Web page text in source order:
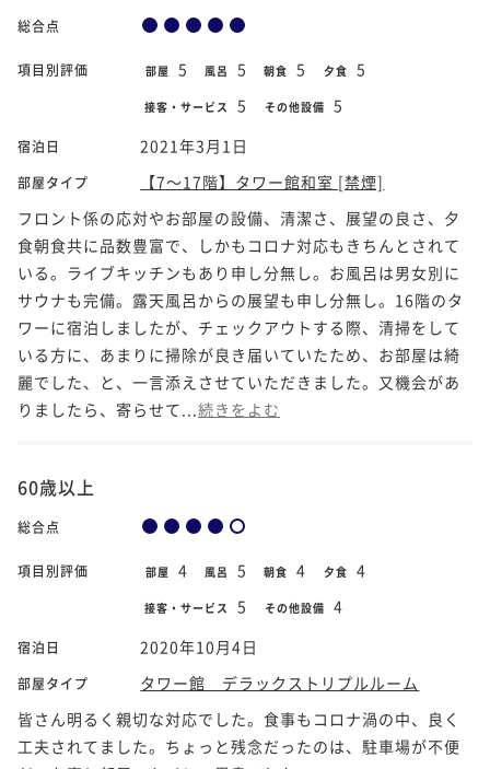
総合点
項目別評価 部屋 5 風呂 5 朝食 5 夕食 5
接客・サービス 5 その他設備 5
宿泊日 2021年3月1日
部屋タイプ
【7～17階】タワー館和室 [禁煙]
フロント係の応対やお部屋の設備、清潔さ、展望の良さ、夕
食朝食共に品数豊富で、しかもコロナ対応もきちんとされて
いる。ライブキッチンもあり申し分無し。お風呂は男女別に
サウナも完備。露天風呂からの展望も申し分無し。16階のタ
ワーに宿泊しましたが、チェックアウトする際、清掃をして
いる方に、あまりに掃除が良き届いていたため、お部屋は綺
麗でした、と、一言添えさせていただきました。又機会があ
りましたら、寄らせて... 続きをよむ
60歳以上
総合点
項目別評価 部屋 4 風呂 5 朝食 4 夕食 4
接客・サービス 5 その他設備 4
宿泊日 2020年10月4日
部屋タイプ
タワー館 デラックストリプルルーム
皆さん明るく親切な対応でした。食事もコロナ渦の中、良く
工夫されてました。ちょっと残念だったのは、駐車場が不便